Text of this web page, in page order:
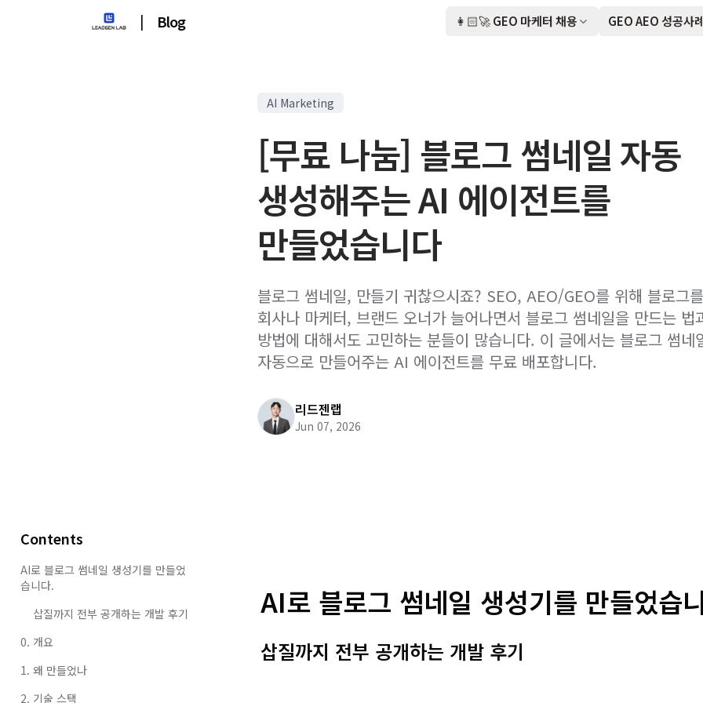
| Blog 👩🏻‍🚀 GEO 마케터 채용 GEO AEO 성공사
AI Marketing
[무료 나눔] 블로그 썸네일 자동
생성해주는 AI 에이전트를
만들었습니다
블로그 썸네일, 만들기 귀찮으시죠? SEO, AEO/GEO를 위해 블로그
회사나 마케터, 브랜드 오너가 늘어나면서 블로그 썸네일을 만드는 법
방법에 대해서도 고민하는 분들이 많습니다. 이 글에서는 블로그 썸네
자동으로 만들어주는 AI 에이전트를 무료 배포합니다.
리드젠랩
Jun 07, 2026
AI로 블로그 썸네일 생성기를 만들었습
삽질까지 전부 공개하는 개발 후기
Contents
AI로 블로그 썸네일 생성기를 만들었
습니다.
삽질까지 전부 공개하는 개발 후기
0. 개요
1. 왜 만들었나
2. 기술 스택